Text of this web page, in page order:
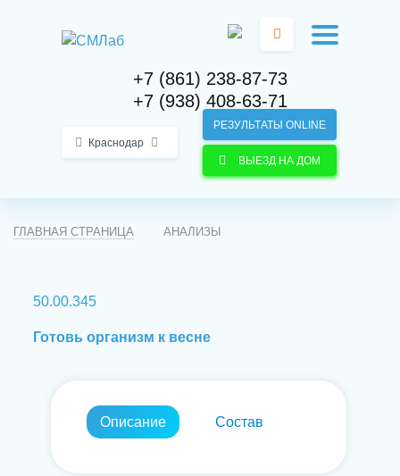
Краснодар
РЕЗУЛЬТАТЫ ONLINE
ВЫЕЗД НА ДОМ
+7 (861) 238-87-73
+7 (938) 408-63-71
ГЛАВНАЯ СТРАНИЦА АНАЛИЗЫ
50.00.345
Готовь организм к весне
Описание Состав